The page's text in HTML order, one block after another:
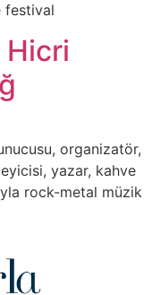
festival
organizatör,
yazar, kahve
rock-metal müzik